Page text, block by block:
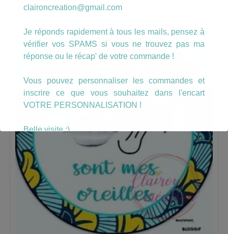
Produits similaires
claironcreation@gmail.com
Je réponds rapidement à tous les mails, pensez à
vérifier vos SPAMS si vous ne trouvez pas ma
réponse ou le récap' de votre commande !
Vous pouvez personnaliser les commandes et
inscrire ce que vous souhaitez dans l'encart
VOTRE PERSONNALISATION !
Belle visite :)